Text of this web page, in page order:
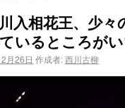
入相花王、少
いるところがい
月26日 作成者:西川古柳